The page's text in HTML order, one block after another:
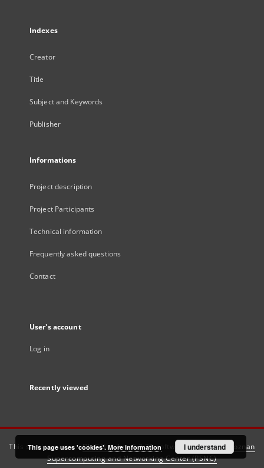
Indexes
Creator
Title
Subject and Keywords
Publisher
Informations
Project description
Project Participants
Technical information
Frequently asked questions
Contact
User's account
Log in
Recently viewed
This service runs onDInGO dLibra 6.3.21software created by
Poznan
Supercomputing and Networking Center (PSNC)
This page uses 'cookies'. More information I understand